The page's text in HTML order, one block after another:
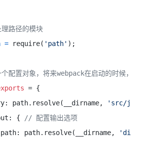
路径的模块
= require( 'path' );
配置对象，将来webpack在启动的时候，会
= {
path.resolve(__dirname,
'src/js/
{
// 配置输出选项
path.resolve(__dirname,
'dist'